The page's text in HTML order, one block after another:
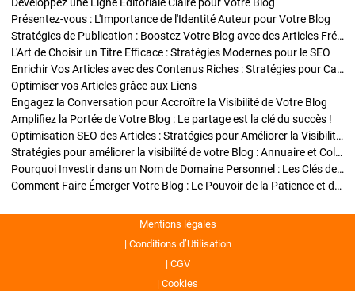
Présentez-vous : L'Importance de l'Identité Auteur pour Votre Blog
Stratégies de Publication : Boostez Votre Blog avec des Articles Fréquents et Exclusifs
L'Art de Choisir un Titre Efficace : Stratégies Modernes pour le SEO
Enrichir Vos Articles avec des Contenus Riches : Stratégies pour Captiver et Optimiser
Optimiser vos Articles grâce aux Liens
Engagez la Conversation pour Accroître la Visibilité de Votre Blog
Amplifiez la Portée de Votre Blog : Le partage est la clé du succès !
Optimisation SEO des Articles : Stratégies pour Améliorer la Visibilité de Votre Blog
Stratégies pour améliorer la visibilité de votre Blog : Annuaire et Collaborations
Pourquoi Investir dans un Nom de Domaine Personnel : Les Clés de la Réussite de Votre Blog
Comment Faire Émerger Votre Blog : Le Pouvoir de la Patience et de la Persévérance
Mentions légales
Conditions d’Utilisation
CGV
Cookies